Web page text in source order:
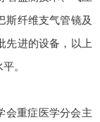
斯纤维支气管镜及
先进的设备，以上
。
会重症医学分会主